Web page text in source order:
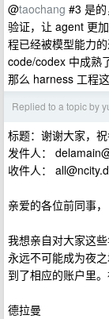
@taochang #3 是
验证，让 agent 更
程已经被模型能力
code/codex 中成熟
那么 harness 工程
Replied to a topic by
标题：谢谢大家，祝
发件人：
收件人：
亲爱的各位前同事，
我想亲自对大家这
永远不可能成为夜
到了相应的账户里
德拉曼